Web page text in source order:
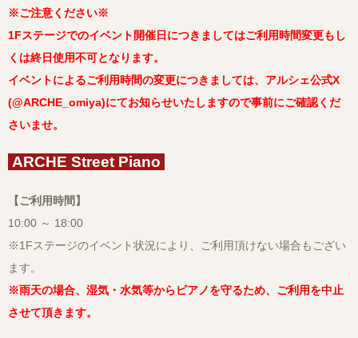
※ご注意ください※
1Fステージでのイベント開催日につきましてはご利用時間変更もし
くは終日使用不可となります。
イベントによるご利用時間の変更につきましては、アルシェ公式X
(@ARCHE_omiya)にてお知らせいたしますので事前にご確認くだ
さいませ。
ARCHE Street Piano
【ご利用時間】
10:00 ～ 18:00
※1Fステージのイベント状況により、ご利用頂けない場合もござい
ます。
※雨天の場合、湿気・水気等からピアノを守るため、ご利用を中止
させて頂きます。